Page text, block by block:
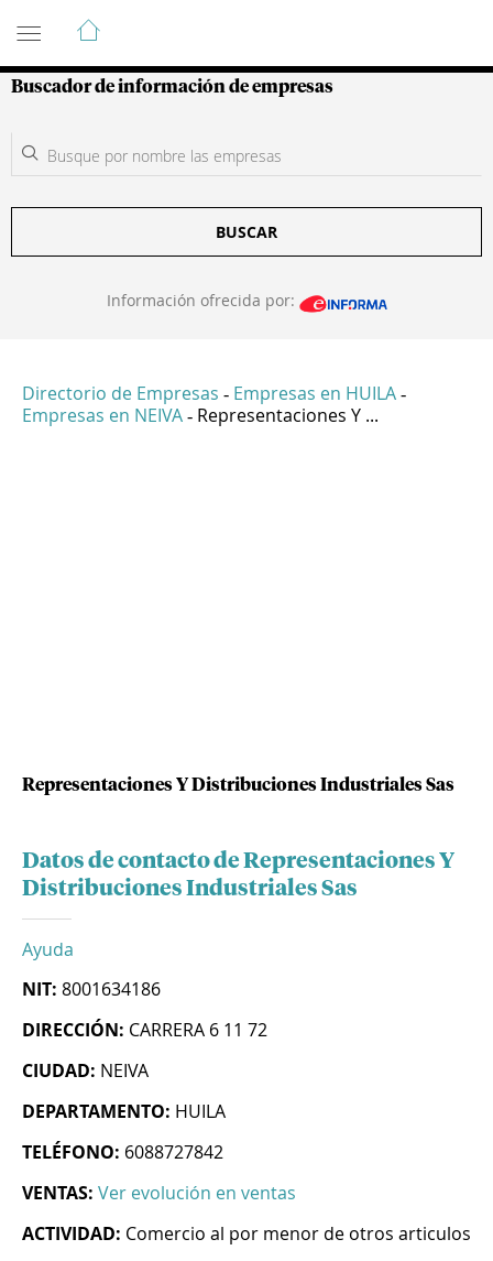
Guía de Empresas Colombianas
Buscador de información de empresas
BUSCAR
Información ofrecida por:
Directorio de Empresas - Empresas en HUILA -
Empresas en NEIVA - Representaciones Y ...
Representaciones Y Distribuciones Industriales Sas
Datos de contacto de Representaciones Y
Distribuciones Industriales Sas
Ayuda
NIT: 8001634186
DIRECCIÓN: CARRERA 6 11 72
CIUDAD: NEIVA
DEPARTAMENTO: HUILA
TELÉFONO: 6088727842
VENTAS: Ver evolución en ventas
ACTIVIDAD: Comercio al por menor de otros articulos